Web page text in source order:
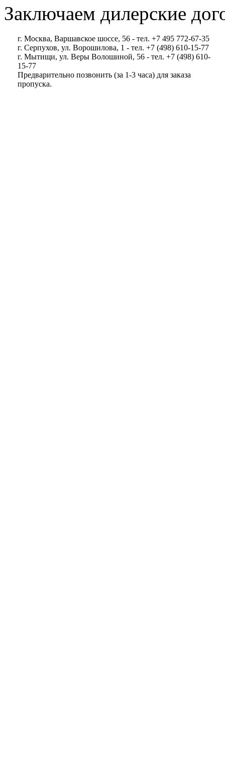
Заключаем дилерские
г. Москва, Варшавское шоссе, 56 - тел. +7 495 772-67-35
г. Серпухов, ул. Ворошилова, 1 - тел. +7 (498) 610-15-77
г. Мытищи, ул. Веры Волошиной, 56 - тел. +7 (498) 610-
15-77
Предварительно позвонить (за 1-3 часа) для заказа
пропуска.